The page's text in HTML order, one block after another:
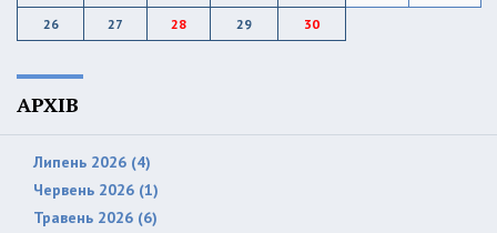
26
27 28 29 30
АРХІВ
Липень 2026 (4)
Червень 2026 (1)
Травень 2026 (6)